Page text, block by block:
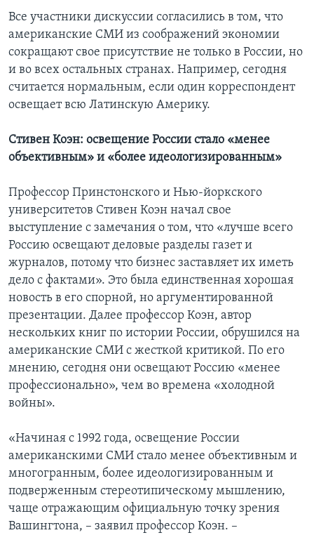
Все участники дискуссии согласились в том, что
американские СМИ из соображений экономии
сокращают свое присутствие не только в России, но
и во всех остальных странах. Например, сегодня
считается нормальным, если один корреспондент
освещает всю Латинскую Америку.
Стивен Коэн: освещение России стало «менее
объективным» и «более идеологизированным»
Профессор Принстонского и Нью-йоркского
университетов Стивен Коэн начал свое
выступление с замечания о том, что «лучше всего
Россию освещают деловые разделы газет и
журналов, потому что бизнес заставляет их иметь
дело с фактами». Это была единственная хорошая
новость в его спорной, но аргументированной
презентации. Далее профессор Коэн, автор
нескольких книг по истории России, обрушился на
американские СМИ с жесткой критикой. По его
мнению, сегодня они освещают Россию «менее
профессионально», чем во времена «холодной
войны».
«Начиная с 1992 года, освещение России
американскими СМИ стало менее объективным и
многогранным, более идеологизированным и
подверженным стереотипическому мышлению,
чаще отражающим официальную точку зрения
Вашингтона, – заявил профессор Коэн. –